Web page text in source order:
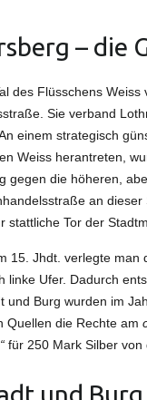
– die
des Flüsschens
Sie verband
einem strategisch
Weiss herantreten,
gegen die höheren,
an
stattliche Tor der
15. Jhdt. verlegte
linke Ufer. Dadurch
und Burg wurden im
Quellen die Rechte am
für 250 Mark Silber von
und